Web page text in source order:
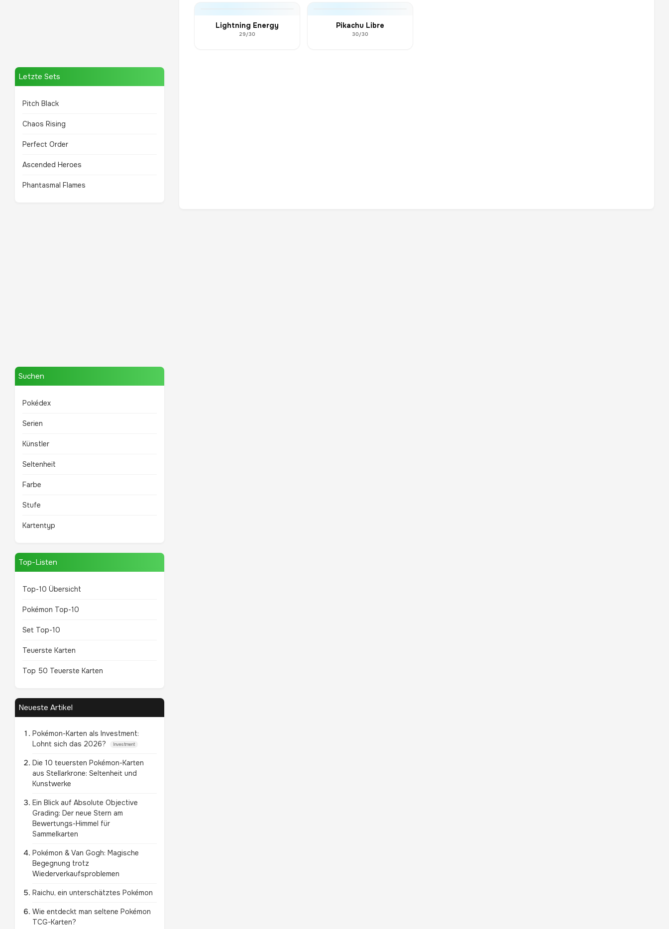
Letzte Sets
Pitch Black
Chaos Rising
Perfect Order
Ascended Heroes
Phantasmal Flames
TOP 10 POKÉMON
Suchen
Pokédex
Serien
Künstler
Seltenheit
Farbe
Stufe
Kartentyp
Top-Listen
Top-10 Übersicht
Pokémon Top-10
Set Top-10
Teuerste Karten
Top 50 Teuerste Karten
Neueste Artikel
Pokémon-Karten als Investment:
Lohnt sich das 2026?
Investment
Die 10 teuersten Pokémon-Karten
aus Stellarkrone: Seltenheit und
Kunstwerke
Ein Blick auf Absolute Objective
Grading: Der neue Stern am
Bewertungs-Himmel für
Sammelkarten
Pokémon & Van Gogh: Magische
Begegnung trotz
Wiederverkaufsproblemen
Raichu, ein unterschätztes Pokémon
Wie entdeckt man seltene Pokémon
TCG-Karten?
Lightning Energy
29/30
Pikachu Libre
30/30